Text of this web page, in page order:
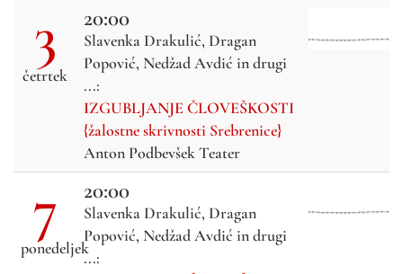
3
četrtek
20:00
Slavenka Drakulić, Dragan
Popović, Nedžad Avdić in drugi
...:
IZGUBLJANJE ČLOVEŠKOSTI
{žalostne skrivnosti Srebrenice}
Anton Podbevšek Teater
7
ponedeljek
20:00
Slavenka Drakulić, Dragan
Popović, Nedžad Avdić in drugi
...: